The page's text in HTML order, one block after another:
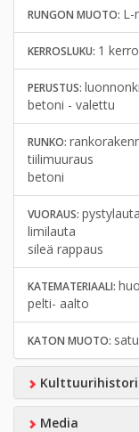
RUNGON MUOTO: L-
KERROSLUKU: 1
PERUSTUS:
betoni - valettu
RUNKO:
tiilimuuraus
betoni
VUORAUS: pystylauta
limilauta
sileä rappaus
KATEMATERIAALI:
pelti- aalto
KATON MUOTO:
Media